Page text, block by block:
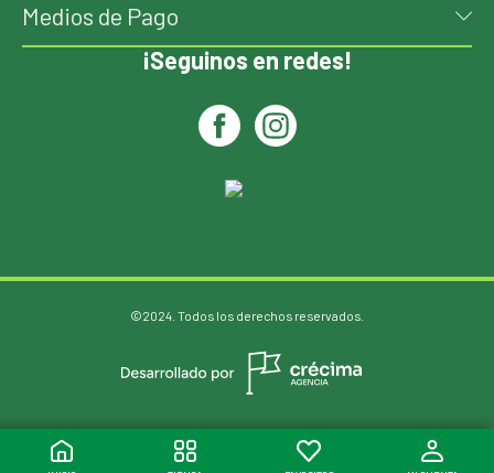
Medios de Pago
¡Seguinos en redes!
©2024. Todos los derechos reservados.